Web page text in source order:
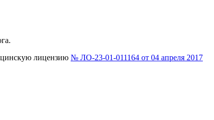
лицензию № ЛО-23-01-011164 от 04 апреля 2017